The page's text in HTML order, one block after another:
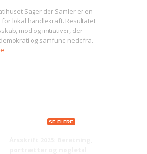
Sager der Samler er en
for lokal handlekraft. Resultatet
mod og initiativer, der
og samfund nedefra.
SE FLERE